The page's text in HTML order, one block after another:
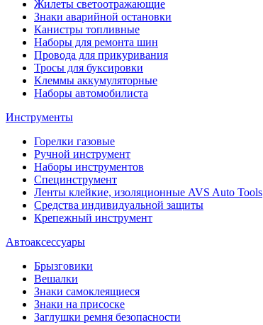
Жилеты светоотражающие
Знаки аварийной остановки
Канистры топливные
Наборы для ремонта шин
Провода для прикуривания
Тросы для буксировки
Клеммы аккумуляторные
Наборы автомобилиста
Инструменты
Горелки газовые
Ручной инструмент
Наборы инструментов
Специнструмент
Ленты клейкие, изоляционные AVS Auto Tools
Средства индивидуальной защиты
Крепежный инструмент
Автоаксессуары
Брызговики
Вешалки
Знаки самоклеящиеся
Знаки на присоске
Заглушки ремня безопасности